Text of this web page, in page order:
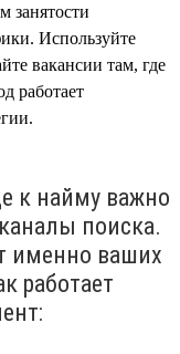
занятости
Используйте
вакансии там, где
работает
к найму важно
поиска.
именно ваших
работает